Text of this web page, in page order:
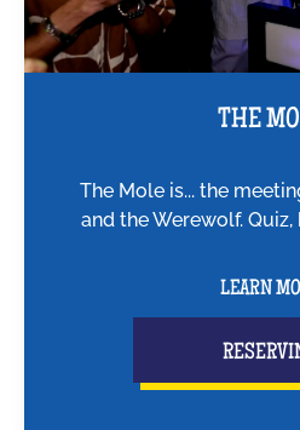
THE
The Mole is... the
and the Werewolf.
LEARN